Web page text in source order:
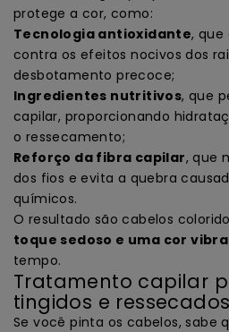
protege a cor, como:
Tecnologia antioxidante, que
contra os efeitos nocivos dos
desbotamento precoce;
Ingredientes nutritivos, que
capilar, proporcionando
o ressecamento;
Reforço da fibra capilar, que
dos fios e evita a quebra
químicos.
O resultado são cabelos
toque sedoso e uma cor
tempo.
Tratamento capilar
tingidos e ressecados
Se você pinta os cabelos, sabe